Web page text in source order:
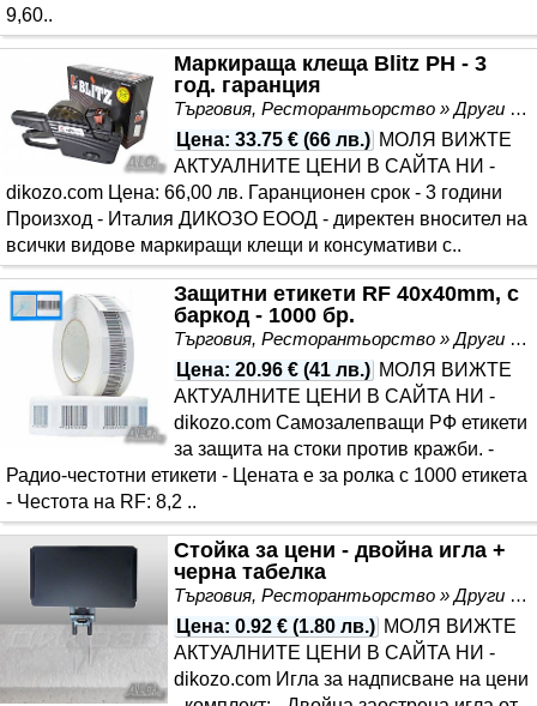
9,60..
Маркираща клеща Blitz PH - 3
год. гаранция
Търговия, Ресторантьорство » Други
Цена: 33.75 € (66 лв.) МОЛЯ ВИЖТЕ
АКТУАЛНИТЕ ЦЕНИ В САЙТА НИ -
dikozo.com Цена: 66,00 лв. Гаранционен срок - 3 години
Произход - Италия ДИКОЗО ЕООД - директен вносител на
всички видове маркиращи клещи и консумативи с..
Защитни етикети RF 40x40mm, с
баркод - 1000 бр.
Търговия, Ресторантьорство » Други
Цена: 20.96 € (41 лв.) МОЛЯ ВИЖТЕ
АКТУАЛНИТЕ ЦЕНИ В САЙТА НИ -
dikozo.com Самозалепващи РФ етикети
за защита на стоки против кражби. -
Радио-честотни етикети - Цената е за ролка с 1000 етикета
- Честота на RF: 8,2 ..
Стойка за цени - двойна игла +
черна табелка
Търговия, Ресторантьорство » Други
Цена: 0.92 € (1.80 лв.) МОЛЯ ВИЖТЕ
АКТУАЛНИТЕ ЦЕНИ В САЙТА НИ -
dikozo.com Игла за надписване на цени